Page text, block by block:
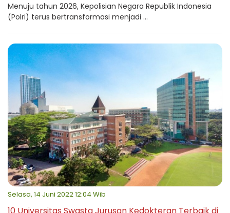
Menuju tahun 2026, Kepolisian Negara Republik Indonesia
(Polri) terus bertransformasi menjadi ...
Selasa, 14 Juni 2022 12:04 Wib
10 Universitas Swasta Jurusan Kedokteran Terbaik di